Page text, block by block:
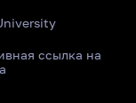
ссылка на